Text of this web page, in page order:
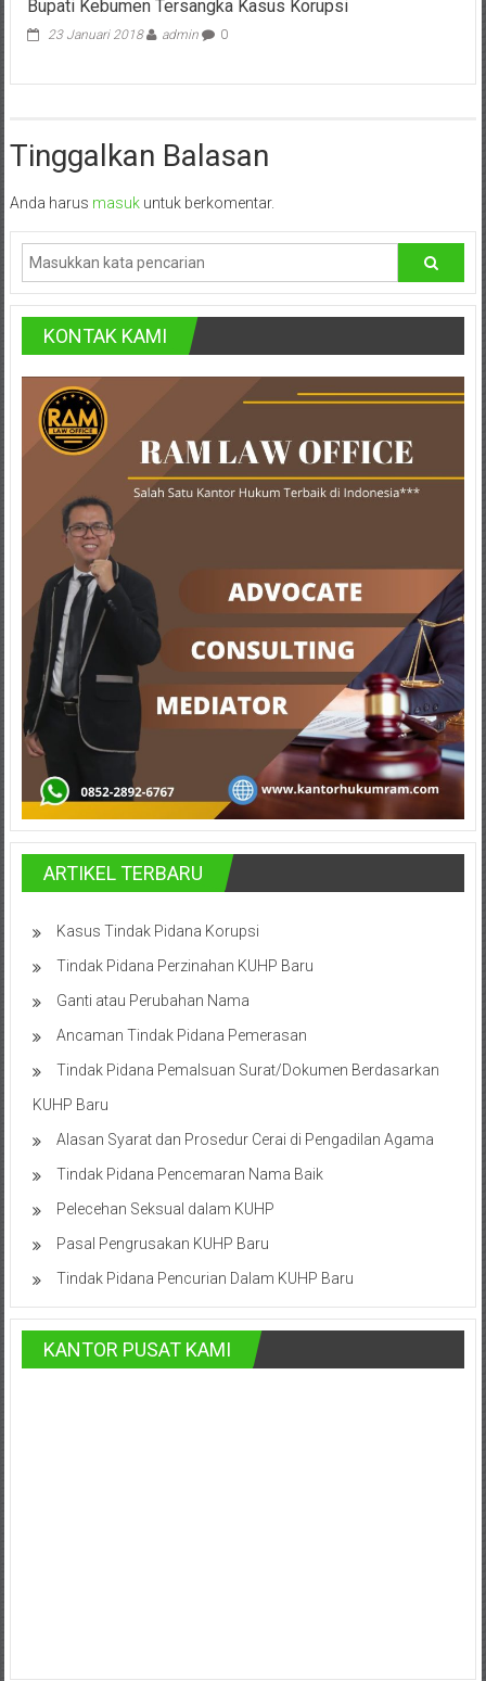
Demak,
Kudus,
Depok,
Sorong,
Papua,
Bekasi,
Pengacara
Pajak,
Pengacara
Perusahaan,
Hukum
LBH,
Law
Office
Law
Firm
Kantor
Pengacara
Jogja,
Advokat,
Pengacara
Perceraian
Bantul,
Wonosari,
Wates,
Magelang,
Solo,
Semarang,
Bali,
Surabaya,
Surakarta,
Sukoharjo,
Bupati Kebumen Tersangka Kasus Korupsi
23 Januari 2018 admin 0
Tinggalkan Balasan
Anda harus masukuntuk berkomentar.
KONTAK KAMI
ARTIKEL TERBARU
Kasus Tindak Pidana Korupsi
Tindak Pidana Perzinahan KUHP Baru
Ganti atau Perubahan Nama
Ancaman Tindak Pidana Pemerasan
Tindak Pidana Pemalsuan Surat/Dokumen Berdasarkan
KUHP Baru
Alasan Syarat dan Prosedur Cerai di Pengadilan Agama
Tindak Pidana Pencemaran Nama Baik
Pelecehan Seksual dalam KUHP
Pasal Pengrusakan KUHP Baru
Tindak Pidana Pencurian Dalam KUHP Baru
KANTOR PUSAT KAMI